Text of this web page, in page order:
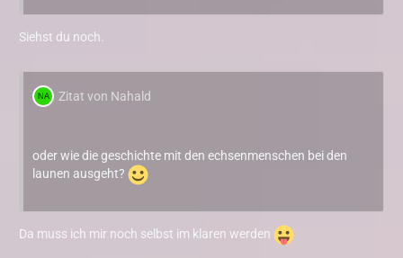
Siehst du noch.
Zitat von Nahald
oder wie die geschichte mit den echsenmenschen bei den
launen ausgeht?
Da muss ich mir noch selbst im klaren werden